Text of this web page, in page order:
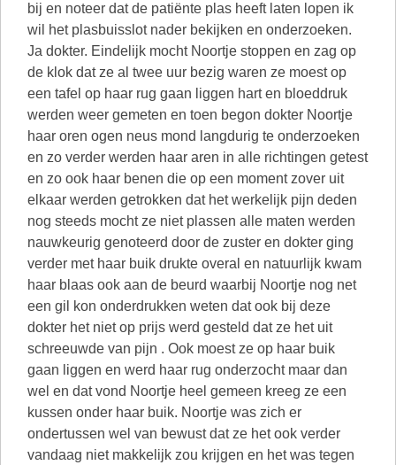
bij en noteer dat de patiënte plas heeft laten lopen ik
wil het plasbuisslot nader bekijken en onderzoeken.
Ja dokter. Eindelijk mocht Noortje stoppen en zag op
de klok dat ze al twee uur bezig waren ze moest op
een tafel op haar rug gaan liggen hart en bloeddruk
werden weer gemeten en toen begon dokter Noortje
haar oren ogen neus mond langdurig te onderzoeken
en zo verder werden haar aren in alle richtingen getest
en zo ook haar benen die op een moment zover uit
elkaar werden getrokken dat het werkelijk pijn deden
nog steeds mocht ze niet plassen alle maten werden
nauwkeurig genoteerd door de zuster en dokter ging
verder met haar buik drukte overal en natuurlijk kwam
haar blaas ook aan de beurd waarbij Noortje nog net
een gil kon onderdrukken weten dat ook bij deze
dokter het niet op prijs werd gesteld dat ze het uit
schreeuwde van pijn . Ook moest ze op haar buik
gaan liggen en werd haar rug onderzocht maar dan
wel en dat vond Noortje heel gemeen kreeg ze een
kussen onder haar buik. Noortje was zich er
ondertussen wel van bewust dat ze het ook verder
vandaag niet makkelijk zou krijgen en het was tegen